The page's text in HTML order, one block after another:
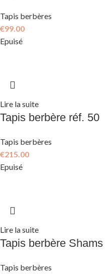
Tapis berbères
€99.00
Epuisé
Lire la suite
Tapis berbère réf. 50
Tapis berbères
€215.00
Epuisé
Lire la suite
Tapis berbère Shams
Tapis berbères